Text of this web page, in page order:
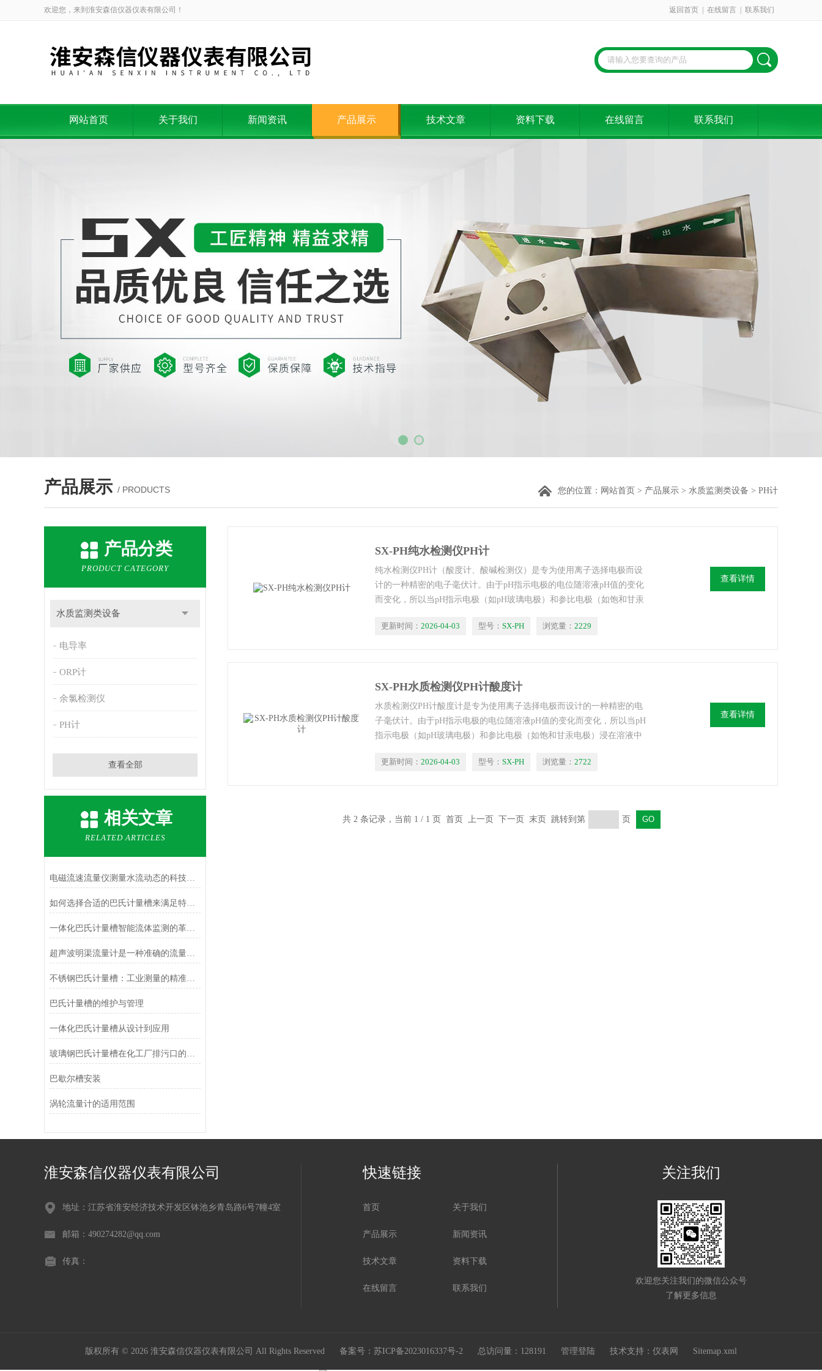
欢迎您，来到淮安森信仪器仪表有限公司！ 返回首页 在线留言 联系我们
网站首页 关于我们 新闻资讯 产品展示 技术文章 资料下载 在线留言 联系我们
产品展示 / PRODUCTS 您的位置： 网站首页 > 产品展示 > 水质监测类设备 > PH计
产品分类
PRODUCT CATEGORY
水质监测类设备
电导率
ORP计
余氯检测仪
PH计
查看全部
相关文章
RELATED ARTICLES
电磁流速流量仪测量水流动态的科技力量
如何选择合适的巴氏计量槽来满足特定的排水需求？
一体化巴氏计量槽智能流体监测的革新者
超声波明渠流量计是一种准确的流量测量解决方案
不锈钢巴氏计量槽：工业测量的精准守护者
巴氏计量槽的维护与管理
一体化巴氏计量槽从设计到应用
玻璃钢巴氏计量槽在化工厂排污口的应用与优势解析
巴歇尔槽安装
涡轮流量计的适用范围
SX-PH纯水检测仪PH计
纯水检测仪PH计（酸度计、酸碱检测仪）是专为使用离子选择电极而设
计的一种精密的电子毫伏计。由于pH指示电极的电位随溶液pH值的变化
而变化，所以当pH指示电极（如pH玻璃电极）和参比电极（如饱和甘汞
关。
更新时间： 2026-04-03 型号： SX-PH 浏览量： 2229
查看详情
SX-PH水质检测仪PH计酸度计
水质检测仪PH计酸度计是专为使用离子选择电极而设计的一种精密的电
子毫伏计。由于pH指示电极的电位随溶液pH值的变化而变化，所以当pH
指示电极（如pH玻璃电极）和参比电极（如饱和甘汞电极）浸在溶液中
更新时间： 2026-04-03 型号： SX-PH 浏览量： 2722
查看详情
共 2 条记录，当前 1 / 1 页 首页 上一页 下一页 末页 跳转到第 页
淮安森信仪器仪表有限公司
地址：江苏省淮安经济技术开发区钵池乡青岛路6号7幢4室
邮箱：490274282@qq.com
传真：
快速链接
首页 关于我们
产品展示 新闻资讯
技术文章 资料下载
在线留言 联系我们
关注我们
欢迎您关注我们的微信公众号
了解更多信息
版权所有 © 2026 淮安森信仪器仪表有限公司 All Rights Reserved 备案号：苏ICP备2023016337号-2 总访问量：128191 管理登陆 技术支持： 仪表网 Sitemap.xml